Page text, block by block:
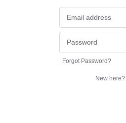
Forgot Password?
New here?